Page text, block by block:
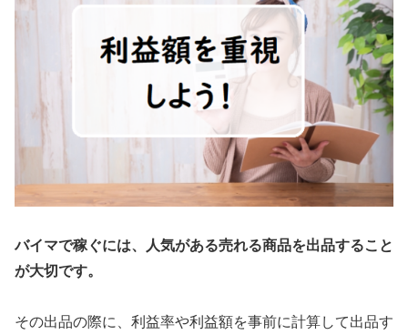
バイマで稼ぐには、人気がある売れる商品を出品すること
が大切です。
その出品の際に、利益率や利益額を事前に計算して出品す